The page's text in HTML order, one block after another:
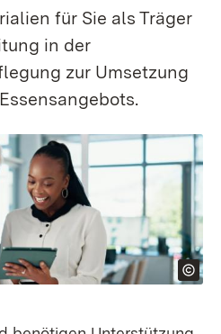
für Sie als Träger
in der
zur Umsetzung